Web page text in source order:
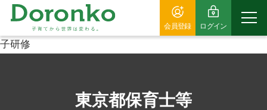
会員登録 ログイン
子研修
東京都保育士等